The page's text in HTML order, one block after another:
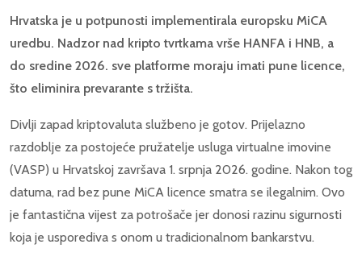
Hrvatska je u potpunosti implementirala europsku MiCA
uredbu. Nadzor nad kripto tvrtkama vrše HANFA i HNB, a
do sredine 2026. sve platforme moraju imati pune licence,
što eliminira prevarante s tržišta.
Divlji zapad kriptovaluta službeno je gotov. Prijelazno
razdoblje za postojeće pružatelje usluga virtualne imovine
(VASP) u Hrvatskoj završava 1. srpnja 2026. godine. Nakon tog
datuma, rad bez pune MiCA licence smatra se ilegalnim. Ovo
je fantastična vijest za potrošače jer donosi razinu sigurnosti
koja je usporediva s onom u tradicionalnom bankarstvu.